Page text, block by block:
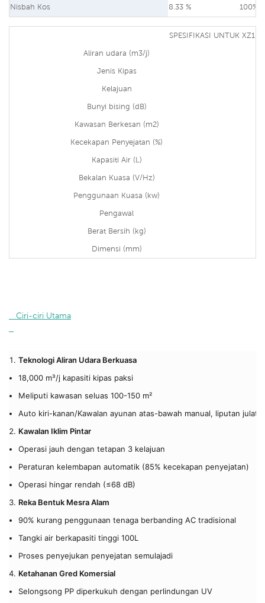
Nisbah Kos 8.33 % 100%
SPESIFIKASI UNTUK XZ13-
Aliran udara (m3/j)
Jenis Kipas
Kelajuan
Bunyi bising (dB)
Kawasan Berkesan (m2)
Kecekapan Penyejatan (%)
Kapasiti Air (L)
Bekalan Kuasa (V/Hz)
Penggunaan Kuasa (kw)
Pengawal
Berat Bersih (kg)
Dimensi (mm)
Teknologi Aliran Udara Berkuasa
18,000 m³/j kapasiti kipas paksi
Meliputi kawasan seluas 100-150 m²
Auto kiri-kanan/Kawalan ayunan atas-bawah manual, liputan julat
Kawalan Iklim Pintar
Operasi jauh dengan tetapan 3 kelajuan
Peraturan kelembapan automatik (85% kecekapan penyejatan)
Operasi hingar rendah (≤68 dB)
Reka Bentuk Mesra Alam
90% kurang penggunaan tenaga berbanding AC tradisional
Tangki air berkapasiti tinggi 100L
Proses penyejukan penyejatan semulajadi
Ketahanan Gred Komersial
Selongsong PP diperkukuh dengan perlindungan UV